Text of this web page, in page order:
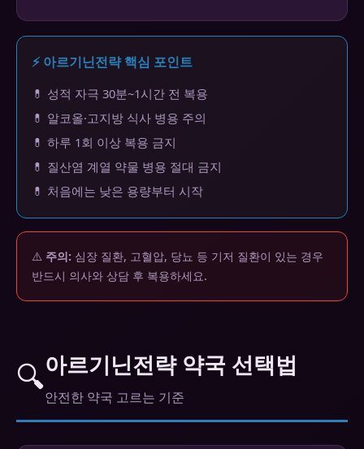
⚡ 아르기닌전략 핵심 포인트
💊 성적 자극 30분~1시간 전 복용
💊 알코올·고지방 식사 병용 주의
💊 하루 1회 이상 복용 금지
💊 질산염 계열 약물 병용 절대 금지
💊 처음에는 낮은 용량부터 시작
⚠️ 주의: 심장 질환, 고혈압, 당뇨 등 기저 질환이 있는 경우
반드시 의사와 상담 후 복용하세요.
🔍아르기닌전략 약국 선택법
안전한 약국 고르는 기준